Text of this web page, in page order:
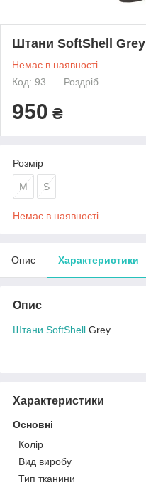
Штани SoftShell Grey
Немає в наявності
Код: 93
Роздріб
950 ₴
Розмір
M S
Немає в наявності
Опис Характеристики
Опис
Штани SoftShell Grey
Характеристики
Основні
Колір
Вид виробу
Тип тканини